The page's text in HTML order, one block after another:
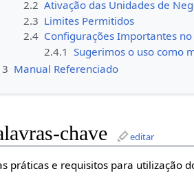
2.2 Ativação das Unidades de
2.3 Limites Permitidos
2.4 Configurações Importantes no
2.4.1 Sugerimos o uso como
3 Manual Referenciado
chave editar
práticas e requisitos para utilização